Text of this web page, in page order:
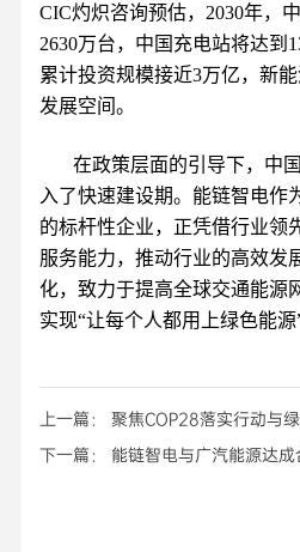
CIC灼炽咨询预估，2030年，
2630万台，中国充电站将达到
累计投资规模接近3万亿，新
发展空间。
在政策层面的引导下，中
入了快速建设期。能链智电作
的标杆性企业，正凭借行业领
服务能力，推动行业的高效发
化，致力于提高全球交通能源
实现“让每个人都用上绿色能源
上一篇： 聚焦COP28落实行动与
中和的“行动派”
下一篇： 能链智电与广汽能源达成